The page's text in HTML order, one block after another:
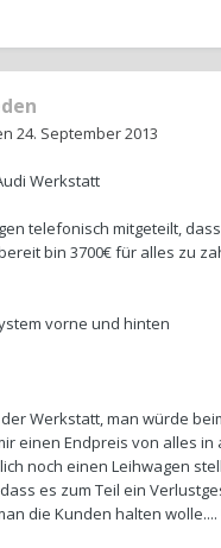
24. September 2013
Werkstatt
telefonisch mitgeteilt,
bin 3700€ für alles zu
vorne und hinten
Werkstatt, man würde
einen Endpreis von alles in
noch einen Leihwagen
es zum Teil ein
die Kunden halten wolle....